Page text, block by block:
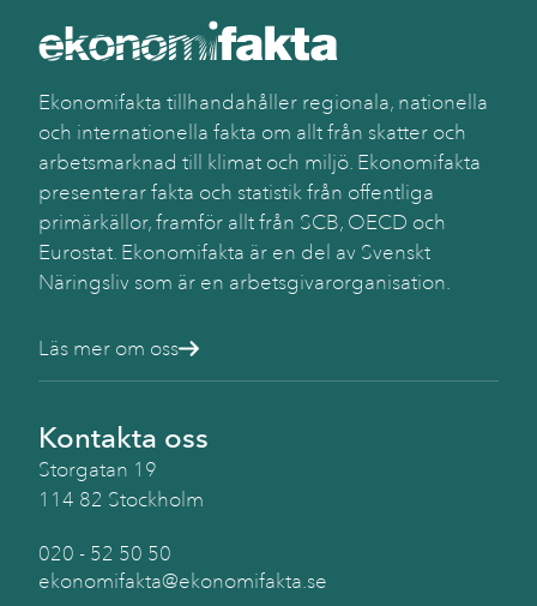
Ekonomifakta tillhandahåller regionala, nationella
och internationella fakta om allt från skatter och
arbetsmarknad till klimat och miljö. Ekonomifakta
presenterar fakta och statistik från offentliga
primärkällor, framför allt från SCB, OECD och
Eurostat. Ekonomifakta är en del av Svenskt
Näringsliv som är en arbetsgivarorganisation.
Läs mer om oss
Kontakta oss
Storgatan 19
114 82 Stockholm
020 - 52 50 50
ekonomifakta@ekonomifakta.se